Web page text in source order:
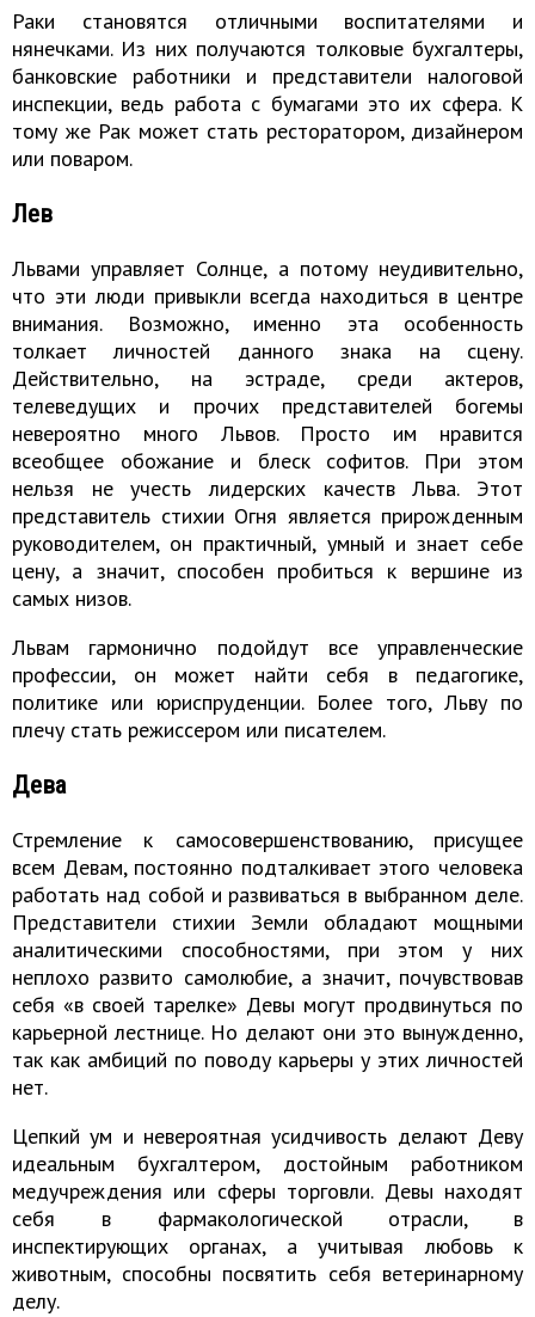
Раки становятся отличными воспитателями и
нянечками. Из них получаются толковые бухгалтеры,
банковские работники и представители налоговой
инспекции, ведь работа с бумагами это их сфера. К
тому же Рак может стать ресторатором, дизайнером
или поваром.
Лев
Львами управляет Солнце, а потому неудивительно,
что эти люди привыкли всегда находиться в центре
внимания. Возможно, именно эта особенность
толкает личностей данного знака на сцену.
Действительно, на эстраде, среди актеров,
телеведущих и прочих представителей богемы
невероятно много Львов. Просто им нравится
всеобщее обожание и блеск софитов. При этом
нельзя не учесть лидерских качеств Льва. Этот
представитель стихии Огня является прирожденным
руководителем, он практичный, умный и знает себе
цену, а значит, способен пробиться к вершине из
самых низов.
Львам гармонично подойдут все управленческие
профессии, он может найти себя в педагогике,
политике или юриспруденции. Более того, Льву по
плечу стать режиссером или писателем.
Дева
Стремление к самосовершенствованию, присущее
всем Девам, постоянно подталкивает этого человека
работать над собой и развиваться в выбранном деле.
Представители стихии Земли обладают мощными
аналитическими способностями, при этом у них
неплохо развито самолюбие, а значит, почувствовав
себя «в своей тарелке» Девы могут продвинуться по
карьерной лестнице. Но делают они это вынужденно,
так как амбиций по поводу карьеры у этих личностей
нет.
Цепкий ум и невероятная усидчивость делают Деву
идеальным бухгалтером, достойным работником
медучреждения или сферы торговли. Девы находят
себя в фармакологической отрасли, в
инспектирующих органах, а учитывая любовь к
животным, способны посвятить себя ветеринарному
делу.